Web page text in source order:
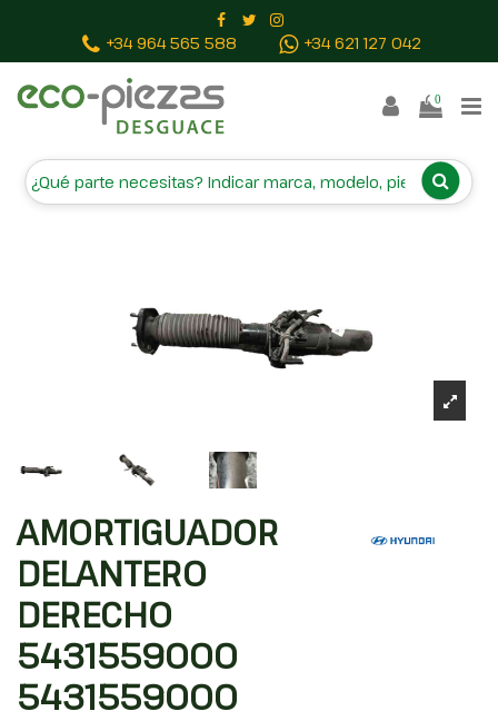
+34 964 565 588 +34 621 127 042
0
AMORTIGUADOR DELANTERO
DERECHO 5431559000 5431559000
AMORTIGUADOR
DELANTERO
DERECHO
5431559000
5431559000